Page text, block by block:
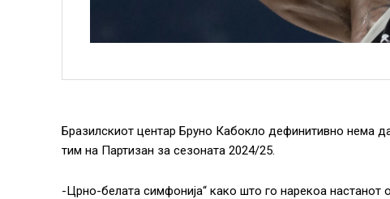
Бразилскиот центар Бруно Кабокло дефинитивно нема
тим на Партизан за сезоната 2024/25.
-Црно-белата симфонија“ како што го нарекоа настанот